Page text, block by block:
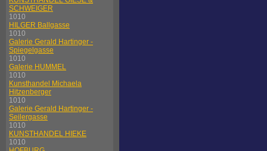
SCHWEIGER
1010
HILGER Ballgasse
1010
Galerie Gerald Hartinger -
Spiegelgasse
1010
Galerie HUMMEL
1010
Kunsthandel Michaela
Hitzenberger
1010
Galerie Gerald Hartinger -
Seilergasse
1010
KUNSTHANDEL HIEKE
1010